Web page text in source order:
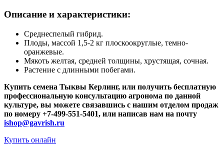
Описание и характеристики:
Среднеспелый гибрид.
Плоды, массой 1,5-2 кг плоскоокруглые, темно-
оранжевые.
Мякоть желтая, средней толщины, хрустящая, сочная.
Растение с длинными побегами.
Купить семена Тыквы Керлинг, или получить бесплатную
профессиональную консультацию агронома по данной
культуре, вы можете связавшись с нашим отделом продаж
по номеру +7-499-551-5401, или написав нам на почту
ishop@gavrish.ru
Купить онлайн